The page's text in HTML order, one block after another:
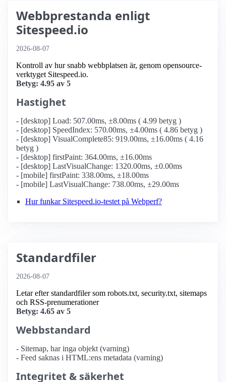
Webbprestanda enligt
Sitespeed.io
2026-08-07
Kontroll av hur snabb webbplatsen är, genom opensource-
verktyget Sitespeed.io.
Betyg: 4.95 av 5
Hastighet
- [desktop] Load: 507.00ms, ±8.00ms ( 4.99 betyg )
- [desktop] SpeedIndex: 570.00ms, ±4.00ms ( 4.86 betyg )
- [desktop] VisualComplete85: 919.00ms, ±16.00ms ( 4.16
betyg )
- [desktop] firstPaint: 364.00ms, ±16.00ms
- [desktop] LastVisualChange: 1320.00ms, ±0.00ms
- [mobile] firstPaint: 338.00ms, ±18.00ms
- [mobile] LastVisualChange: 738.00ms, ±29.00ms
Hur funkar Sitespeed.io-testet på Webperf?
Standardfiler
2026-08-07
Letar efter standardfiler som robots.txt, security.txt, sitemaps
och RSS-prenumerationer
Betyg: 4.65 av 5
Webbstandard
- Sitemap, har inga objekt (varning)
- Feed saknas i HTML:ens metadata (varning)
Integritet & säkerhet